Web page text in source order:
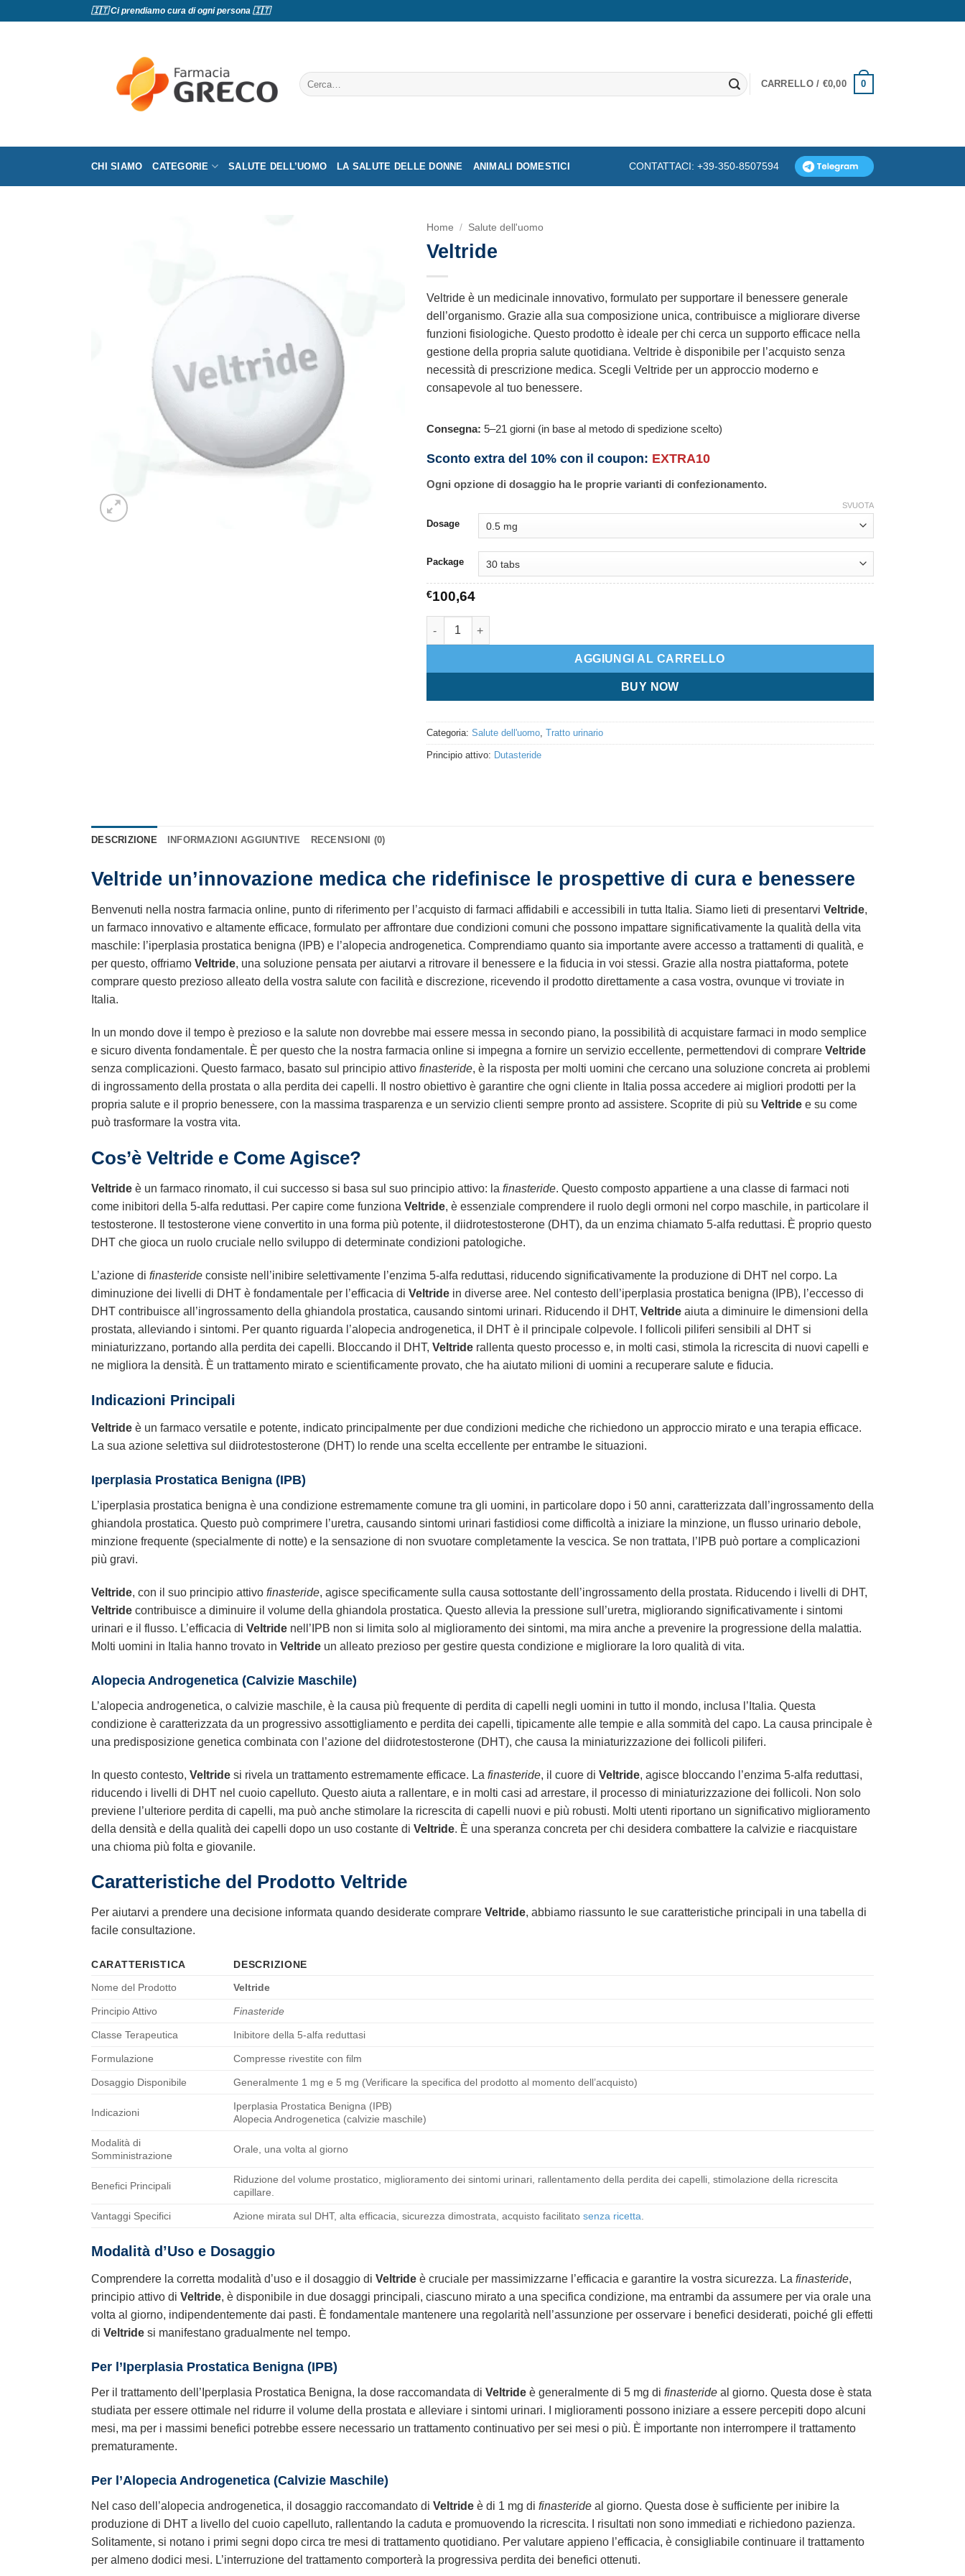
🇮🇹 Ci prendiamo cura di ogni persona 🇮🇹
Cerca:
CARRELLO / €0,00 0
CHI SIAMO CATEGORIE SALUTE DELL’UOMO LA SALUTE DELLE DONNE ANIMALI DOMESTICI CONTATTACI: +39-350-8507594
Home / Salute dell'uomo
Veltride
Veltride è un medicinale innovativo, formulato per supportare il benessere generale
dell’organismo. Grazie alla sua composizione unica, contribuisce a migliorare diverse
funzioni fisiologiche. Questo prodotto è ideale per chi cerca un supporto efficace nella
gestione della propria salute quotidiana. Veltride è disponibile per l’acquisto senza
necessità di prescrizione medica. Scegli Veltride per un approccio moderno e
consapevole al tuo benessere.
Consegna: 5–21 giorni (in base al metodo di spedizione scelto)
Sconto extra del 10% con il coupon: EXTRA10
Ogni opzione di dosaggio ha le proprie varianti di confezionamento.
Dosage
Package
SVUOTA
€100,64
Veltride quantità
AGGIUNGI AL CARRELLO
BUY NOW
Categoria: Salute dell'uomo, Tratto urinario
Principio attivo: Dutasteride
DESCRIZIONE INFORMAZIONI AGGIUNTIVE RECENSIONI (0)
Veltride un’innovazione medica che ridefinisce le prospettive di cura e benessere
Benvenuti nella nostra farmacia online, punto di riferimento per l’acquisto di farmaci affidabili e accessibili in tutta Italia. Siamo lieti di presentarvi Veltride,
un farmaco innovativo e altamente efficace, formulato per affrontare due condizioni comuni che possono impattare significativamente la qualità della vita
maschile: l’iperplasia prostatica benigna (IPB) e l’alopecia androgenetica. Comprendiamo quanto sia importante avere accesso a trattamenti di qualità, e
per questo, offriamo Veltride, una soluzione pensata per aiutarvi a ritrovare il benessere e la fiducia in voi stessi. Grazie alla nostra piattaforma, potete
comprare questo prezioso alleato della vostra salute con facilità e discrezione, ricevendo il prodotto direttamente a casa vostra, ovunque vi troviate in
Italia.
In un mondo dove il tempo è prezioso e la salute non dovrebbe mai essere messa in secondo piano, la possibilità di acquistare farmaci in modo semplice
e sicuro diventa fondamentale. È per questo che la nostra farmacia online si impegna a fornire un servizio eccellente, permettendovi di comprare Veltride
senza complicazioni. Questo farmaco, basato sul principio attivo finasteride, è la risposta per molti uomini che cercano una soluzione concreta ai problemi
di ingrossamento della prostata o alla perdita dei capelli. Il nostro obiettivo è garantire che ogni cliente in Italia possa accedere ai migliori prodotti per la
propria salute e il proprio benessere, con la massima trasparenza e un servizio clienti sempre pronto ad assistere. Scoprite di più su Veltride e su come
può trasformare la vostra vita.
Cos’è Veltride e Come Agisce?
Veltride è un farmaco rinomato, il cui successo si basa sul suo principio attivo: la finasteride. Questo composto appartiene a una classe di farmaci noti
come inibitori della 5-alfa reduttasi. Per capire come funziona Veltride, è essenziale comprendere il ruolo degli ormoni nel corpo maschile, in particolare il
testosterone. Il testosterone viene convertito in una forma più potente, il diidrotestosterone (DHT), da un enzima chiamato 5-alfa reduttasi. È proprio questo
DHT che gioca un ruolo cruciale nello sviluppo di determinate condizioni patologiche.
L’azione di finasteride consiste nell’inibire selettivamente l’enzima 5-alfa reduttasi, riducendo significativamente la produzione di DHT nel corpo. La
diminuzione dei livelli di DHT è fondamentale per l’efficacia di Veltride in diverse aree. Nel contesto dell’iperplasia prostatica benigna (IPB), l’eccesso di
DHT contribuisce all’ingrossamento della ghiandola prostatica, causando sintomi urinari. Riducendo il DHT, Veltride aiuta a diminuire le dimensioni della
prostata, alleviando i sintomi. Per quanto riguarda l’alopecia androgenetica, il DHT è il principale colpevole. I follicoli piliferi sensibili al DHT si
miniaturizzano, portando alla perdita dei capelli. Bloccando il DHT, Veltride rallenta questo processo e, in molti casi, stimola la ricrescita di nuovi capelli e
ne migliora la densità. È un trattamento mirato e scientificamente provato, che ha aiutato milioni di uomini a recuperare salute e fiducia.
Indicazioni Principali
Veltride è un farmaco versatile e potente, indicato principalmente per due condizioni mediche che richiedono un approccio mirato e una terapia efficace.
La sua azione selettiva sul diidrotestosterone (DHT) lo rende una scelta eccellente per entrambe le situazioni.
Iperplasia Prostatica Benigna (IPB)
L’iperplasia prostatica benigna è una condizione estremamente comune tra gli uomini, in particolare dopo i 50 anni, caratterizzata dall’ingrossamento della
ghiandola prostatica. Questo può comprimere l’uretra, causando sintomi urinari fastidiosi come difficoltà a iniziare la minzione, un flusso urinario debole,
minzione frequente (specialmente di notte) e la sensazione di non svuotare completamente la vescica. Se non trattata, l’IPB può portare a complicazioni
più gravi.
Veltride, con il suo principio attivo finasteride, agisce specificamente sulla causa sottostante dell’ingrossamento della prostata. Riducendo i livelli di DHT,
Veltride contribuisce a diminuire il volume della ghiandola prostatica. Questo allevia la pressione sull’uretra, migliorando significativamente i sintomi
urinari e il flusso. L’efficacia di Veltride nell’IPB non si limita solo al miglioramento dei sintomi, ma mira anche a prevenire la progressione della malattia.
Molti uomini in Italia hanno trovato in Veltride un alleato prezioso per gestire questa condizione e migliorare la loro qualità di vita.
Alopecia Androgenetica (Calvizie Maschile)
L’alopecia androgenetica, o calvizie maschile, è la causa più frequente di perdita di capelli negli uomini in tutto il mondo, inclusa l’Italia. Questa
condizione è caratterizzata da un progressivo assottigliamento e perdita dei capelli, tipicamente alle tempie e alla sommità del capo. La causa principale è
una predisposizione genetica combinata con l’azione del diidrotestosterone (DHT), che causa la miniaturizzazione dei follicoli piliferi.
In questo contesto, Veltride si rivela un trattamento estremamente efficace. La finasteride, il cuore di Veltride, agisce bloccando l’enzima 5-alfa reduttasi,
riducendo i livelli di DHT nel cuoio capelluto. Questo aiuta a rallentare, e in molti casi ad arrestare, il processo di miniaturizzazione dei follicoli. Non solo
previene l’ulteriore perdita di capelli, ma può anche stimolare la ricrescita di capelli nuovi e più robusti. Molti utenti riportano un significativo miglioramento
della densità e della qualità dei capelli dopo un uso costante di Veltride. È una speranza concreta per chi desidera combattere la calvizie e riacquistare
una chioma più folta e giovanile.
Caratteristiche del Prodotto Veltride
Per aiutarvi a prendere una decisione informata quando desiderate comprare Veltride, abbiamo riassunto le sue caratteristiche principali in una tabella di
facile consultazione.
CARATTERISTICA
DESCRIZIONE
Nome del Prodotto
Veltride
Principio Attivo Finasteride
Classe Terapeutica Inibitore della 5-alfa reduttasi
Formulazione Compresse rivestite con film
Dosaggio Disponibile Generalmente 1 mg e 5 mg (Verificare la specifica del prodotto al momento dell’acquisto)
Indicazioni
Iperplasia Prostatica Benigna (IPB)
Alopecia Androgenetica (calvizie maschile)
Modalità di
Somministrazione
Orale, una volta al giorno
Benefici Principali
Riduzione del volume prostatico, miglioramento dei sintomi urinari, rallentamento della perdita dei capelli, stimolazione della ricrescita
capillare.
Vantaggi Specifici Azione mirata sul DHT, alta efficacia, sicurezza dimostrata, acquisto facilitatosenza ricetta
Modalità d’Uso e Dosaggio
Comprendere la corretta modalità d’uso e il dosaggio di Veltride è cruciale per massimizzarne l’efficacia e garantire la vostra sicurezza. La finasteride,
principio attivo di Veltride, è disponibile in due dosaggi principali, ciascuno mirato a una specifica condizione, ma entrambi da assumere per via orale una
volta al giorno, indipendentemente dai pasti. È fondamentale mantenere una regolarità nell’assunzione per osservare i benefici desiderati, poiché gli effetti
di Veltride si manifestano gradualmente nel tempo.
Per l’Iperplasia Prostatica Benigna (IPB)
Per il trattamento dell’Iperplasia Prostatica Benigna, la dose raccomandata di Veltride è generalmente di 5 mg di finasteride al giorno. Questa dose è stata
studiata per essere ottimale nel ridurre il volume della prostata e alleviare i sintomi urinari. I miglioramenti possono iniziare a essere percepiti dopo alcuni
mesi, ma per i massimi benefici potrebbe essere necessario un trattamento continuativo per sei mesi o più. È importante non interrompere il trattamento
prematuramente.
Per l’Alopecia Androgenetica (Calvizie Maschile)
Nel caso dell’alopecia androgenetica, il dosaggio raccomandato di Veltride è di 1 mg di finasteride al giorno. Questa dose è sufficiente per inibire la
produzione di DHT a livello del cuoio capelluto, rallentando la caduta e promuovendo la ricrescita. I risultati non sono immediati e richiedono pazienza.
Solitamente, si notano i primi segni dopo circa tre mesi di trattamento quotidiano. Per valutare appieno l’efficacia, è consigliabile continuare il trattamento
per almeno dodici mesi. L’interruzione del trattamento comporterà la progressiva perdita dei benefici ottenuti.